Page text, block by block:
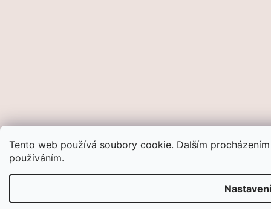
Tento web používá soubory cookie. Dalším
používáním.
Nastavení